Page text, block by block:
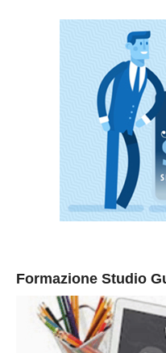
Formazione Studio